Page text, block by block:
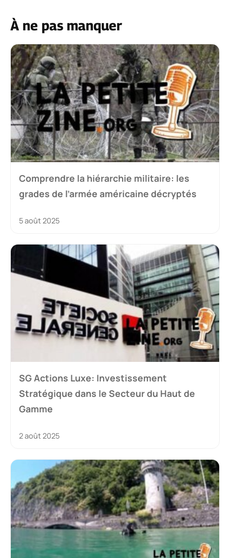
À ne pas manquer
Comprendre la hiérarchie militaire: les
grades de l’armée américaine décryptés
5 août 2025
SG Actions Luxe: Investissement
Stratégique dans le Secteur du Haut de
Gamme
2 août 2025